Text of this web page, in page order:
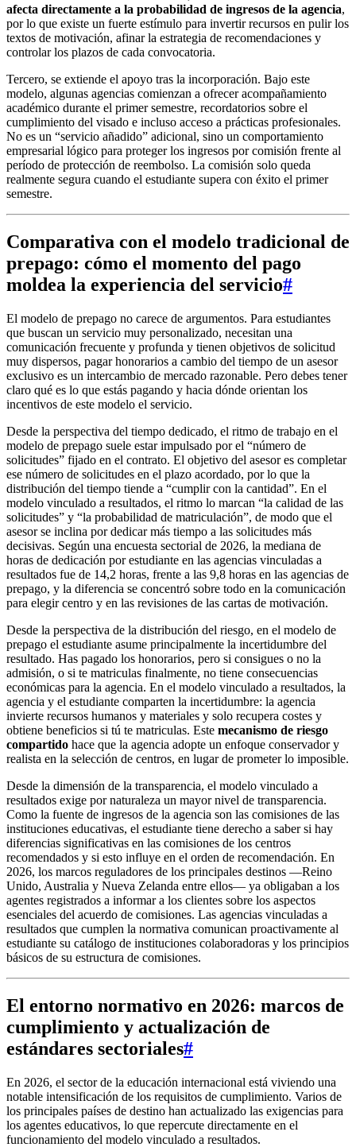
afecta directamente a la probabilidad de ingresos de la agencia,
por lo que existe un fuerte estímulo para invertir recursos en pulir los
textos de motivación, afinar la estrategia de recomendaciones y
controlar los plazos de cada convocatoria.
Tercero, se extiende el apoyo tras la incorporación. Bajo este
modelo, algunas agencias comienzan a ofrecer acompañamiento
académico durante el primer semestre, recordatorios sobre el
cumplimiento del visado e incluso acceso a prácticas profesionales.
No es un “servicio añadido” adicional, sino un comportamiento
empresarial lógico para proteger los ingresos por comisión frente al
período de protección de reembolso. La comisión solo queda
realmente segura cuando el estudiante supera con éxito el primer
semestre.
Comparativa con el modelo tradicional de
prepago: cómo el momento del pago
moldea la experiencia del servicio#
El modelo de prepago no carece de argumentos. Para estudiantes
que buscan un servicio muy personalizado, necesitan una
comunicación frecuente y profunda y tienen objetivos de solicitud
muy dispersos, pagar honorarios a cambio del tiempo de un asesor
exclusivo es un intercambio de mercado razonable. Pero debes tener
claro qué es lo que estás pagando y hacia dónde orientan los
incentivos de este modelo el servicio.
Desde la perspectiva del tiempo dedicado, el ritmo de trabajo en el
modelo de prepago suele estar impulsado por el “número de
solicitudes” fijado en el contrato. El objetivo del asesor es completar
ese número de solicitudes en el plazo acordado, por lo que la
distribución del tiempo tiende a “cumplir con la cantidad”. En el
modelo vinculado a resultados, el ritmo lo marcan “la calidad de las
solicitudes” y “la probabilidad de matriculación”, de modo que el
asesor se inclina por dedicar más tiempo a las solicitudes más
decisivas. Según una encuesta sectorial de 2026, la mediana de
horas de dedicación por estudiante en las agencias vinculadas a
resultados fue de 14,2 horas, frente a las 9,8 horas en las agencias de
prepago, y la diferencia se concentró sobre todo en la comunicación
para elegir centro y en las revisiones de las cartas de motivación.
Desde la perspectiva de la distribución del riesgo, en el modelo de
prepago el estudiante asume principalmente la incertidumbre del
resultado. Has pagado los honorarios, pero si consigues o no la
admisión, o si te matriculas finalmente, no tiene consecuencias
económicas para la agencia. En el modelo vinculado a resultados, la
agencia y el estudiante comparten la incertidumbre: la agencia
invierte recursos humanos y materiales y solo recupera costes y
obtiene beneficios si tú te matriculas. Este mecanismo de riesgo
compartido hace que la agencia adopte un enfoque conservador y
realista en la selección de centros, en lugar de prometer lo imposible.
Desde la dimensión de la transparencia, el modelo vinculado a
resultados exige por naturaleza un mayor nivel de transparencia.
Como la fuente de ingresos de la agencia son las comisiones de las
instituciones educativas, el estudiante tiene derecho a saber si hay
diferencias significativas en las comisiones de los centros
recomendados y si esto influye en el orden de recomendación. En
2026, los marcos reguladores de los principales destinos —Reino
Unido, Australia y Nueva Zelanda entre ellos— ya obligaban a los
agentes registrados a informar a los clientes sobre los aspectos
esenciales del acuerdo de comisiones. Las agencias vinculadas a
resultados que cumplen la normativa comunican proactivamente al
estudiante su catálogo de instituciones colaboradoras y los principios
básicos de su estructura de comisiones.
El entorno normativo en 2026: marcos de
cumplimiento y actualización de
estándares sectoriales#
En 2026, el sector de la educación internacional está viviendo una
notable intensificación de los requisitos de cumplimiento. Varios de
los principales países de destino han actualizado las exigencias para
los agentes educativos, lo que repercute directamente en el
funcionamiento del modelo vinculado a resultados.